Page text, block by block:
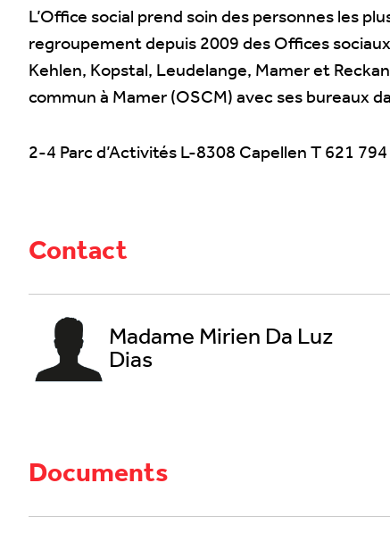
L’Office social prend soin des personnes les
regroupement depuis 2009 des Offices
Kehlen, Kopstal, Leudelange, Mamer et
commun à Mamer (OSCM) avec ses bureaux
2-4 Parc d’Activités L-8308 Capellen T 621
Contact
Madame Mirien Da Luz
Dias
Documents